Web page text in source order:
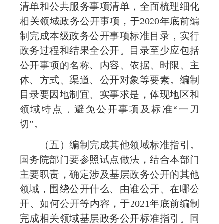
清单和公共服务事项清单，全面梳理细化
相关领域政务公开事项，于2020年底前编
制完成本级政务公开事项标准目录，实行
政务过程和结果全公开。目录至少应包括
公开事项的名称、内容、依据、时限、主
体、方式、渠道、公开对象等要素。编制
目录要因地制宜、实事求是，体现地区和
领域特点，避免公开事项及标准“一刀
切”。
（五）编制完成其他领域标准指引。
国务院部门要参照试点做法，结合本部门
主要职责，确定涉及基层政务公开的其他
领域，围绕公开什么、由谁公开、在哪公
开、如何公开等内容，于2021年底前编制
完成相关领域基层政务公开标准指引。同